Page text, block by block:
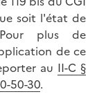
soit l'état de
plus de
de ce
au II-C §
50-30.